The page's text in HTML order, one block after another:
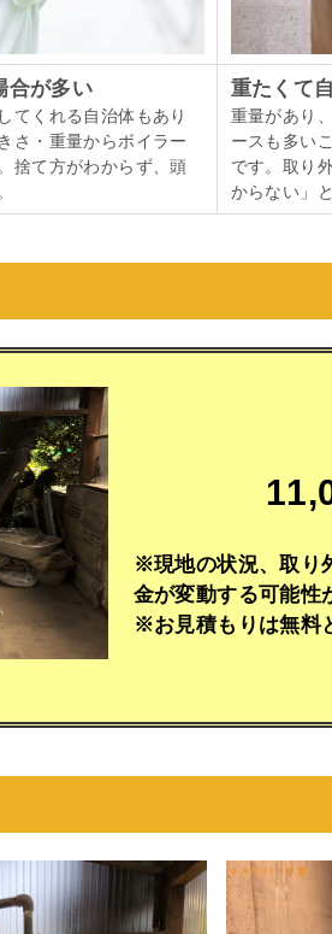
合が多い
てくれる自治体もあり
さ・重量からボイラー
捨て方がわからず、頭
重たくて
重量があり
ースも多い
です。取り
からない」
※現地の状況、取り
金が変動する可能性
※お見積もりは無料